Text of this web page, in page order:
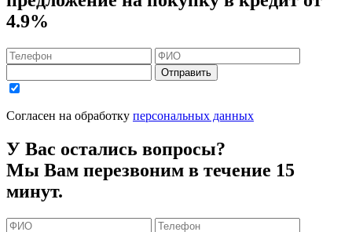
4.9%
Отправить
Согласен на обработку персональных данных
У Вас остались вопросы?
Мы Вам перезвоним в течение 15
минут.